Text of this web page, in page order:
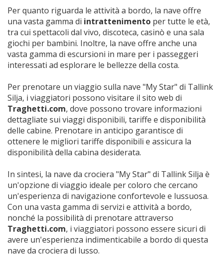
Per quanto riguarda le attività a bordo, la nave offre
una vasta gamma di intrattenimento per tutte le età,
tra cui spettacoli dal vivo, discoteca, casinò e una sala
giochi per bambini. Inoltre, la nave offre anche una
vasta gamma di escursioni in mare per i passeggeri
interessati ad esplorare le bellezze della costa.
Per prenotare un viaggio sulla nave "My Star" di Tallink
Silja, i viaggiatori possono visitare il sito web di
Traghetti.com, dove possono trovare informazioni
dettagliate sui viaggi disponibili, tariffe e disponibilità
delle cabine. Prenotare in anticipo garantisce di
ottenere le migliori tariffe disponibili e assicura la
disponibilità della cabina desiderata.
In sintesi, la nave da crociera "My Star" di Tallink Silja è
un'opzione di viaggio ideale per coloro che cercano
un'esperienza di navigazione confortevole e lussuosa.
Con una vasta gamma di servizi e attività a bordo,
nonché la possibilità di prenotare attraverso
Traghetti.com, i viaggiatori possono essere sicuri di
avere un'esperienza indimenticabile a bordo di questa
nave da crociera di lusso.